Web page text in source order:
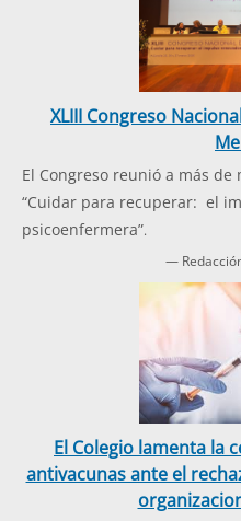
XLIII Congreso
El Congreso reunió a más
“Cuidar para recuperar: el
psicoenfermera”.
—
El Colegio lamenta la
antivacunas ante el